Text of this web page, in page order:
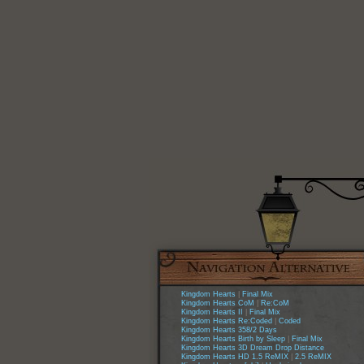
Kingdom Hearts
Final Mix
Kingdom Hearts CoM
Re:CoM
Kingdom Hearts II
Final Mix
Kingdom Hearts Re:Coded
Coded
Kingdom Hearts 358/2 Days
Kingdom Hearts Birth by Sleep|
Final Mix
Kingdom Hearts 3D Dream Drop Distance
Kingdom Hearts HD 1.5 ReMIX| 2.5 ReMIX